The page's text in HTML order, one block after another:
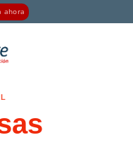
ahora